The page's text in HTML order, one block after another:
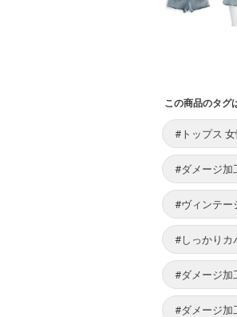
この商品のタグ
#トップス 女
#ダメージ加
#ヴィンテー
#しっかりカ
#ダメージ加
#ダメージ加